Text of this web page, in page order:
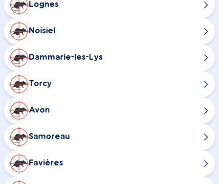
Lognes
Noisiel
Dammarie-les-Lys
Torcy
Avon
Samoreau
Favières